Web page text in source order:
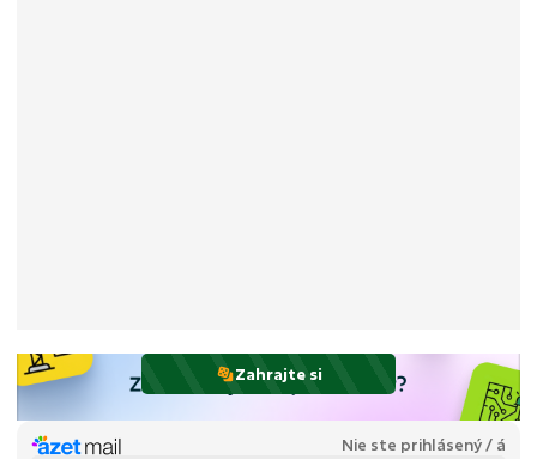
Zahrajte si
Nie ste prihlásený / á